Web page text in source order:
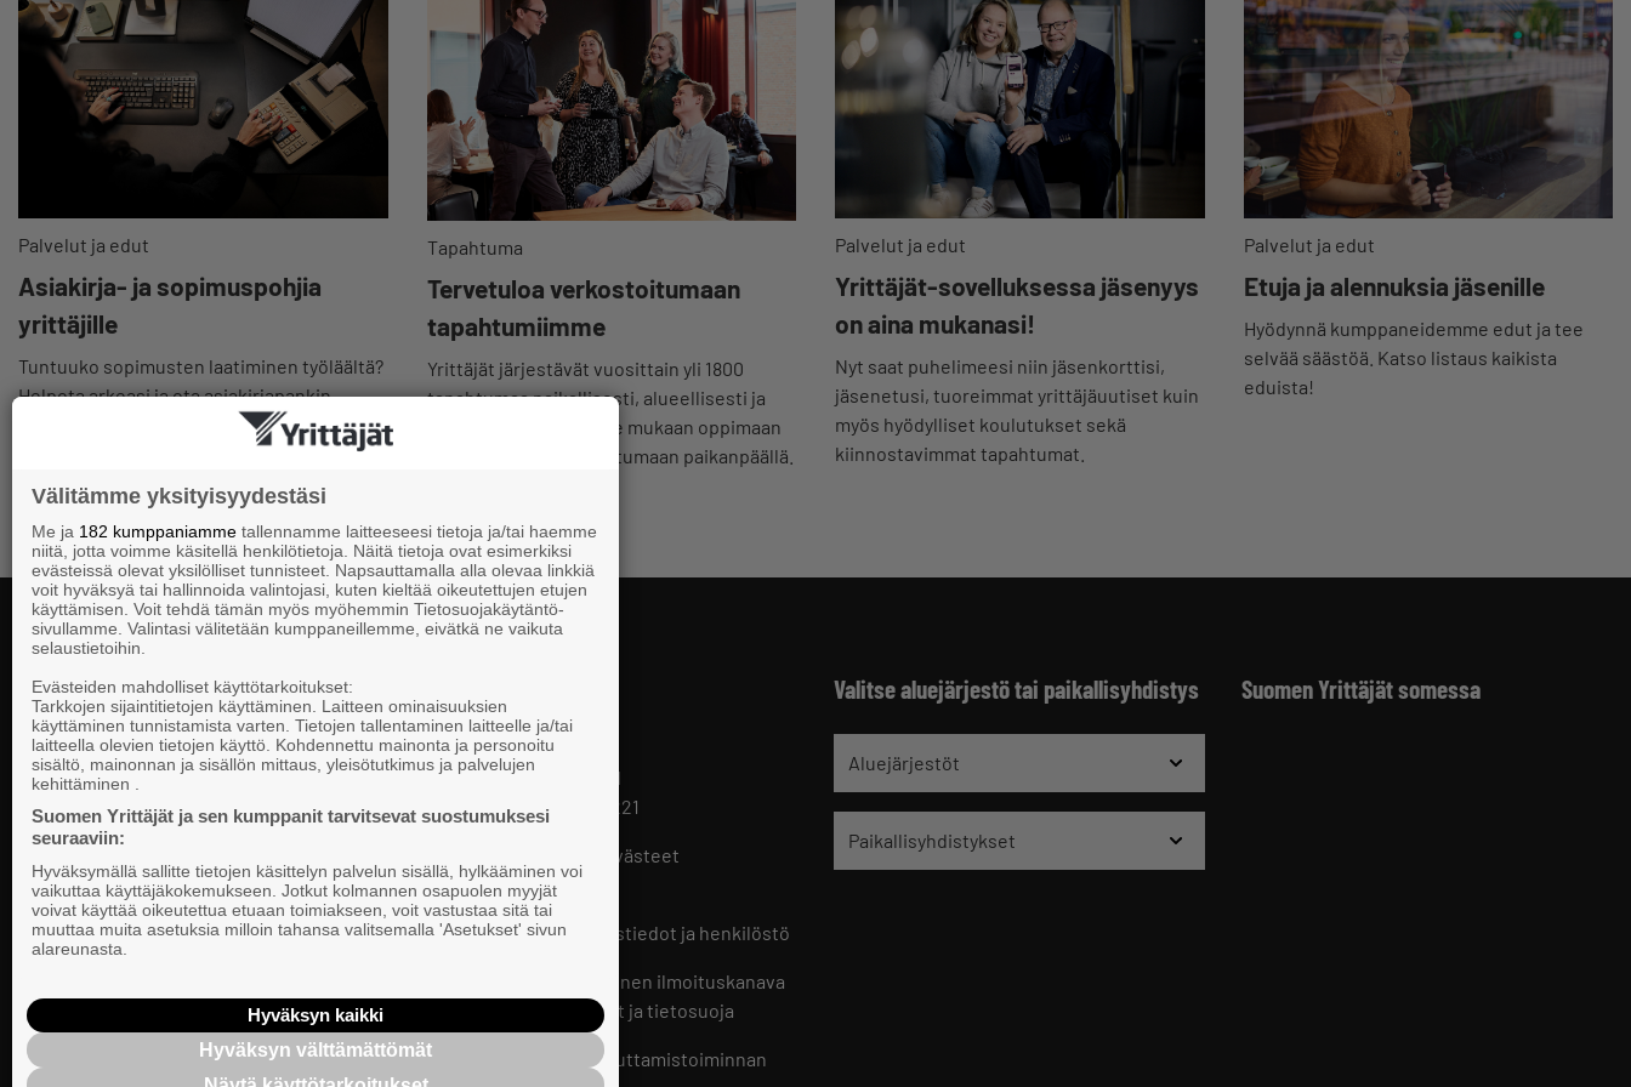
Palvelut ja edut
Asiakirja- ja sopimuspohjia
yrittäjille
Tuntuuko sopimusten laatiminen työläältä?
Helpota arkeasi ja ota asiakirjapankin
Tapahtuma
Tervetuloa verkostoitumaan
tapahtumiimme
Yrittäjät järjestävät vuosittain yli 1800
tapahtumaa paikallisesti, alueellisesti ja
valtakunnallisesti! Tule mukaan oppimaan
verkossa tai verkostoitumaan paikanpäällä.
Palvelut ja edut
Yrittäjät-sovelluksessa jäsenyys
on aina mukanasi!
Nyt saat puhelimeesi niin jäsenkorttisi,
jäsenetusi, tuoreimmat yrittäjäuutiset kuin
myös hyödylliset koulutukset sekä
kiinnostavimmat tapahtumat.
Palvelut ja edut
Etuja ja alennuksia jäsenille
Hyödynnä kumppaneidemme edut ja tee
selvää säästöä. Katso listaus kaikista
eduista!
Valtakunnallista, alueellista ja paikallista
vaikuttamista pk-yrittäjien puolesta.
Suomen Yrittäjät
PL 999, 00101 HELSINKI
Puhelinvaihde 09 229 221
Tietosuojaseloste ja evästeet
Evästeasetukset
Keskusjärjestön yhteystiedot ja henkilöstö
Suomen Yrittäjien sisäinen ilmoituskanava
Ilmoituskanavan ohjeet ja tietosuoja
Suomen Yrittäjien vaikuttamistoiminnan
Valitse aluejärjestö tai paikallisyhdistys
Aluejärjestöt
Paikallisyhdistykset
Suomen Yrittäjät somessa
Välitämme yksityisyydestäsi
Me ja 182 kumppaniamme tallennamme laitteeseesi tietoja ja/tai haemme
niitä, jotta voimme käsitellä henkilötietoja. Näitä tietoja ovat esimerkiksi
evästeissä olevat yksilölliset tunnisteet. Napsauttamalla alla olevaa linkkiä
voit hyväksyä tai hallinnoida valintojasi, kuten kieltää oikeutettujen etujen
käyttämisen. Voit tehdä tämän myös myöhemmin Tietosuojakäytäntö-
sivullamme. Valintasi välitetään kumppaneillemme, eivätkä ne vaikuta
selaustietoihin.
Evästeiden mahdolliset käyttötarkoitukset:
Tarkkojen sijaintitietojen käyttäminen. Laitteen ominaisuuksien
käyttäminen tunnistamista varten. Tietojen tallentaminen laitteelle ja/tai
laitteella olevien tietojen käyttö. Kohdennettu mainonta ja personoitu
sisältö, mainonnan ja sisällön mittaus, yleisötutkimus ja palvelujen
kehittäminen .
Suomen Yrittäjät ja sen kumppanit tarvitsevat suostumuksesi
seuraaviin:
Hyväksymällä sallitte tietojen käsittelyn palvelun sisällä, hylkääminen voi
vaikuttaa käyttäjäkokemukseen. Jotkut kolmannen osapuolen myyjät
voivat käyttää oikeutettua etuaan toimiakseen, voit vastustaa sitä tai
muuttaa muita asetuksia milloin tahansa valitsemalla 'Asetukset' sivun
alareunasta.
Hyväksyn kaikki
Hyväksyn välttämättömät